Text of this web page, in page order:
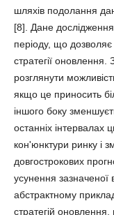
шляхів подолання
[8]. Дане
періоду, що дозволяє
стратегії
розглянути
якщо це приносить
іншого боку
останніх інтервалах
кон'юнктури ринку і
довгострокових
усунення
абстрактному
стратегій